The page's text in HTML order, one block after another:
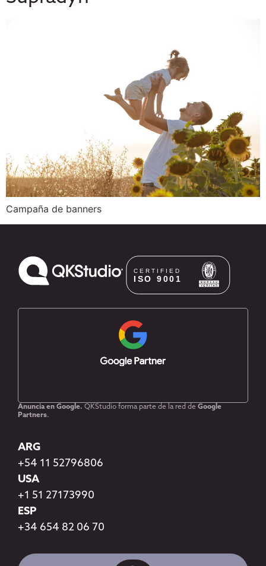
Campaña de banners
Anuncia en Google. QKStudio forma parte de la red de Google
Partners.
ARG
+54 11 52796806
USA
+1 51 27173990
ESP
+34 654 82 06 70